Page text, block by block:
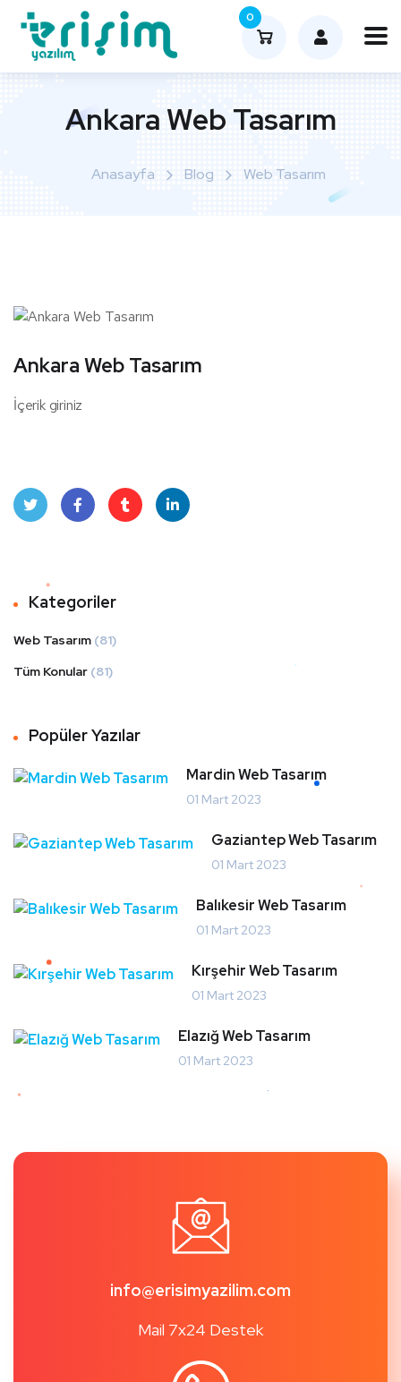
0
Ankara Web Tasarım
Anasayfa Blog Web Tasarım
Ankara Web Tasarım
İçerik giriniz
Kategoriler
Web Tasarım (81)
Tüm Konular (81)
Popüler Yazılar
Mardin Web Tasarım
01 Mart 2023
Gaziantep Web Tasarım
01 Mart 2023
Balıkesir Web Tasarım
01 Mart 2023
Kırşehir Web Tasarım
01 Mart 2023
Elazığ Web Tasarım
01 Mart 2023
info@erisimyazilim.com
Mail 7x24 Destek